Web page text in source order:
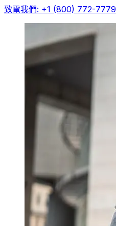
致電我們: +1 (800) 772-7779